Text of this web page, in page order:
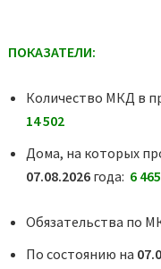
ПОКАЗАТЕЛИ:
Количество МКД в
14 502
Дома, на которых
07.08.2026 года: 6 465
Обязательства по
По состоянию на